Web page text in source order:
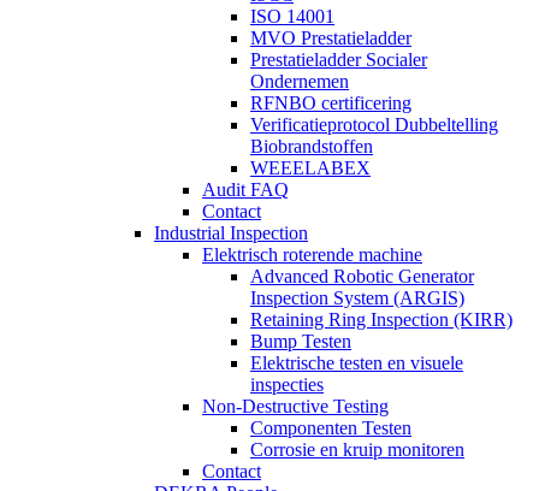
ISO 14001
MVO Prestatieladder
Prestatieladder Socialer
Ondernemen
RFNBO certificering
Verificatieprotocol Dubbeltelling
Biobrandstoffen
WEEELABEX
Audit FAQ
Contact
Industrial Inspection
Elektrisch roterende machine
Advanced Robotic Generator
Inspection System (ARGIS)
Retaining Ring Inspection (KIRR)
Bump Testen
Elektrische testen en visuele
inspecties
Non-Destructive Testing
Componenten Testen
Corrosie en kruip monitoren
Contact